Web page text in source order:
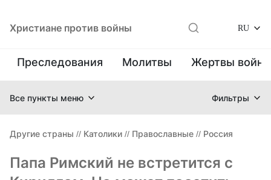
Христиане против войны RU
Преследования Молитвы Жертвы
Все пункты меню Фильтры
Другие страны // Католики // Православные // Россия
Папа Римский не встретится с